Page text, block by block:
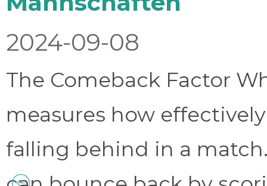
2024-09-08
The Comeback Factor
measures how
falling behind in a